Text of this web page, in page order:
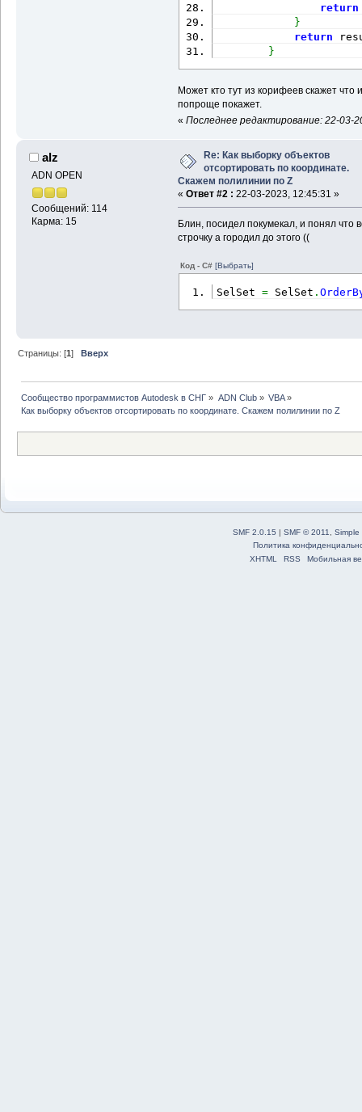
return
}
return
}
Может кто тут из корифеев скажет
попроще покажет.
« Последнее редактирование: 22-03-
alz
ADN OPEN
Сообщений: 114
Карма: 15
Re: Как выборку объектов
отсортировать по координате.
Скажем полилинии по Z
« Ответ #2 : 22-03-2023, 12:45:31 »
Блин, посидел покумекал, и понял что
строчку а городил до этого ((
Код - C# [Выбрать]
SelSet = SelSet .
Страницы: [1] Вверх
Сообщество программистов Autodesk в СНГ » ADN Club» VBA»
Как выборку объектов отсортировать по координате. Скажем полилинии по Z
SMF 2.0.15 | SMF © 2011, Simple
Политика
XHTML
RSS Мобильная